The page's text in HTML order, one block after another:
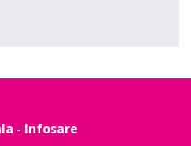
- Infosare